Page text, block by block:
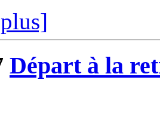
Départ à la